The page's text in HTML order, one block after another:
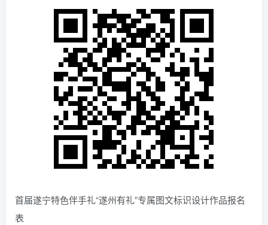
首届遂宁特色伴手礼“遂州有礼”专属图文标识设计作品报名
表